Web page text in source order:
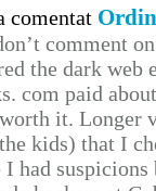
comentat
comment
the dark web
com paid
it. Longer
kids) that I
had